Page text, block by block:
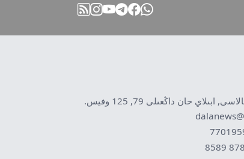
ابىلاي حان داڭعىلى 79, 125 وفيس.